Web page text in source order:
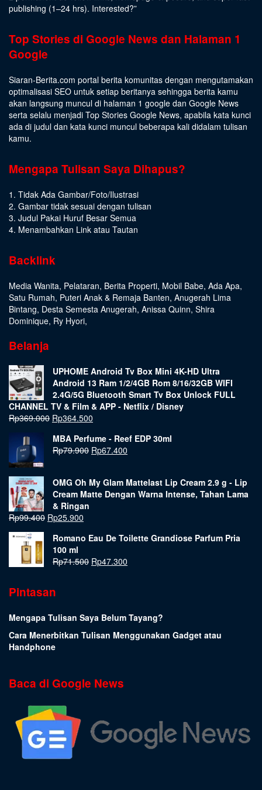
publishing (1–24 hrs). Interested?”
Top Stories di Google News dan Halaman 1
Google
Siaran-Berita.com portal berita komunitas dengan mengutamakan
optimalisasi SEO untuk setiap beritanya sehingga berita kamu
akan langsung muncul di halaman 1 google dan Google News
serta selalu menjadi Top Stories Google News, apabila kata kunci
ada di judul dan kata kunci muncul beberapa kali didalam tulisan
kamu.
Mengapa Tulisan Saya Dihapus?
1. Tidak Ada Gambar/Foto/Ilustrasi
2. Gambar tidak sesuai dengan tulisan
3. Judul Pakai Huruf Besar Semua
4. Menambahkan Link atau Tautan
Backlink
Media Wanita, Pelataran, Berita Properti, Mobil Babe, Ada Apa,
Satu Rumah, Puteri Anak & Remaja Banten, Anugerah Lima
Bintang, Desta Semesta Anugerah, Anissa Quinn, Shira
Dominique, Ry Hyori,
Belanja
UPHOME Android Tv Box Mini 4K-HD Ultra
Android 13 Ram 1/2/4GB Rom 8/16/32GB WIFI
2.4G/5G Bluetooth Smart Tv Box Unlock FULL
CHANNEL TV & Film & APP - Netflix / Disney
Rp369.000 Rp364.500
MBA Perfume - Reef EDP 30ml
Rp79.900 Rp67.400
OMG Oh My Glam Mattelast Lip Cream 2.9 g - Lip
Cream Matte Dengan Warna Intense, Tahan Lama
& Ringan
Rp99.400 Rp25.900
Romano Eau De Toilette Grandiose Parfum Pria
100 ml
Rp71.500 Rp47.300
Pintasan
Mengapa Tulisan Saya Belum Tayang?
Cara Menerbitkan Tulisan Menggunakan Gadget atau
Handphone
Baca di Google News